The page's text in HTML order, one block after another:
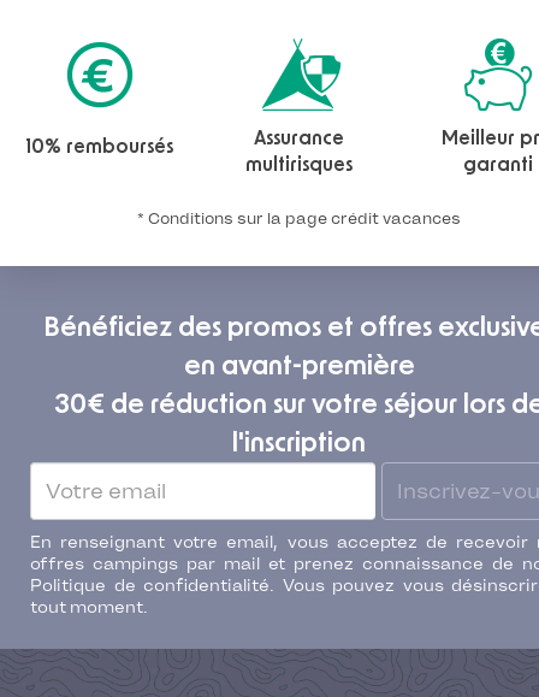
10% remboursés
Assurance
multirisques
Meilleur
garanti
* Conditions sur la page crédit vacances
Bénéficiez des promos et offres
en avant-première
30€ de réduction sur votre séjour lors
l'inscription
Inscrivez-
En renseignant votre email, vous acceptez de recevoir
offres campings par mail et prenez connaissance de
Politique de confidentialité. Vous pouvez vous
tout moment.